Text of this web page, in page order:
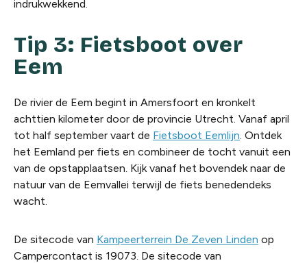
indrukwekkend.
Tip 3: Fietsboot over
Eem
De rivier de Eem begint in Amersfoort en kronkelt
achttien kilometer door de provincie Utrecht. Vanaf april
tot half september vaart de Fietsboot Eemlijn. Ontdek
het Eemland per fiets en combineer de tocht vanuit een
van de opstapplaatsen. Kijk vanaf het bovendek naar de
natuur van de Eemvallei terwijl de fiets benedendeks
wacht.
De sitecode van Kampeerterrein De Zeven Linden op
Campercontact is 19073. De sitecode van